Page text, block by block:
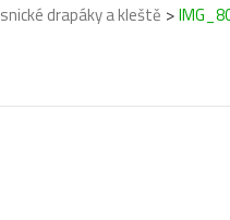
drapáky a kleště >